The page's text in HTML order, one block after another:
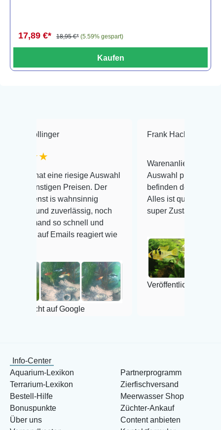
17,89 €* 18,95 €* (5.59% gespart)
Kaufen
hat eine riesige Auswahl
Preisen. Der
is wahnsinnig
und zuverlässig, noch
so schnell und
auf Emails reagiert wie
auf Google
Frank Hackmayer
Warenanlieferung Top und
Auswahl plus
befinden der Fische
Alles ist quick lebendig und
super Zustand. Gerne
Veröffentlicht auf Google
Info-Center
Aquarium-Lexikon
Terrarium-Lexikon
Bestell-Hilfe
Bonuspunkte
Über uns
Partnerprogramm
Zierfischversand
Meerwasser Shop
Züchter-Ankauf
Content anbieten